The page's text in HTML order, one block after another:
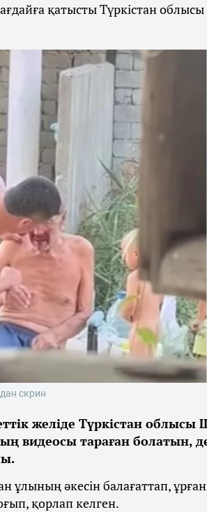
қатысты Түркістан
скрин
желіде Түркістан облысы
видеосы тараған болатын,
ұлының әкесін балағаттап,
қорлап келген.